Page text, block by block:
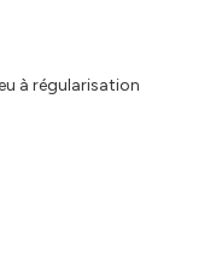
à régularisation